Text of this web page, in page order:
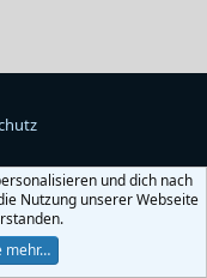
und dich nach
Nutzung unserer Webseite
mehr…